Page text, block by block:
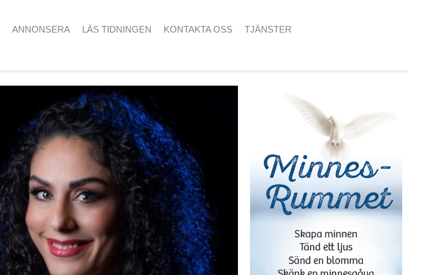
ANNONSERA LÄS TIDNINGEN KONTAKTA OSS TJÄNSTER